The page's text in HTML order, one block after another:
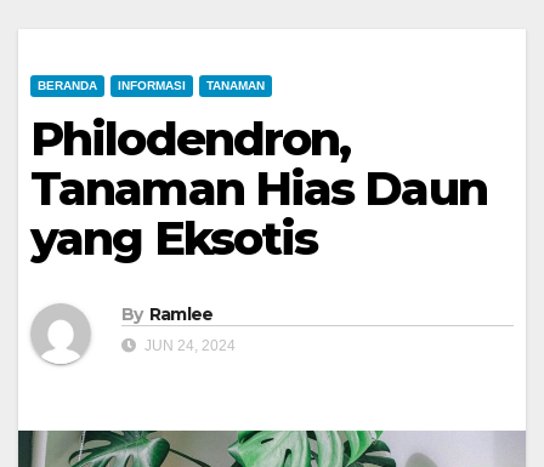
BERANDA INFORMASI TANAMAN
Philodendron,
Tanaman Hias Daun
yang Eksotis
By Ramlee
JUN 24, 2024